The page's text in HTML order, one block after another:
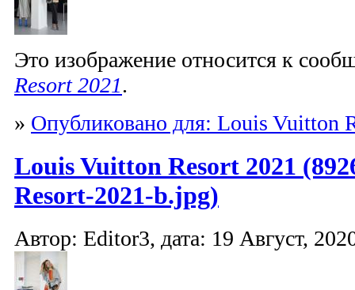
Это изображение относится к
Resort 2021.
» Опубликовано для: Louis Vuitton
Louis Vuitton Resort 2021
Resort-2021-b.jpg)
Автор: Editor3, дата: 19 Август,